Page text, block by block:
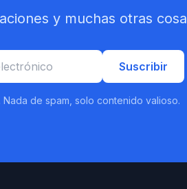
y muchas otras
Suscribir
de spam, solo contenido valioso.